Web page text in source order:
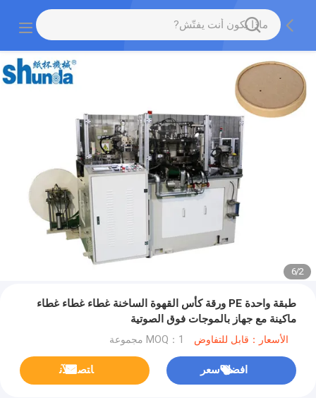
2
/
6
طبقة واحدة PE ورقة كأس القهوة الساخنة غطاء غطاء غطاء
ماكينة مع جهاز بالموجات فوق الصوتية
الأسعار：قابل للتفاوض MOQ：1 مجموعة
افضل سعر ﺎﺘﺼﻟ ﺍﻶﻧ